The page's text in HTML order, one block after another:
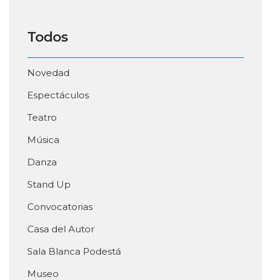
Todos
Novedad
Espectáculos
Teatro
Música
Danza
Stand Up
Convocatorias
Casa del Autor
Sala Blanca Podestá
Museo